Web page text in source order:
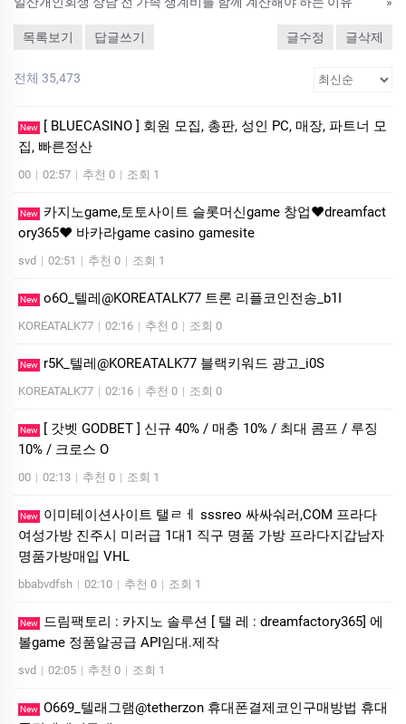
목록보기 답글쓰기 글수정 글삭제
전체 35,473
New
[ BLUECASINO ] 회원 모집, 총판, 성인 PC, 매장, 파트너 모
집, 빠른정산
00 | 02:57 | 추천 0 | 조회 1
New
카­지노game,토­토사이트 슬­롯머­신game 창업❤dreamfact
ory365❤ 바­카라game casino gamesite
svd | 02:51 | 추천 0 | 조회 1
New o6O_텔레@KOREATALK77 트론 리플코인전송_b1I
KOREATALK77 | 02:16 | 추천 0 | 조회 0
New r5K_텔레@KOREATALK77 블랙키워드 광고_i0S
KOREATALK77 | 02:16 | 추천 0 | 조회 0
New
[ 갓벳 GODBET ] 신규 40% / 매충 10% / 최대 콤프 / 루징
10% / 크로스 O
00 | 02:13 | 추천 0 | 조회 1
New
이미테이션사이트 탤ㄹㅔ sssreo 싸싸숴러,COM 프라다
여성가방 진주시 미러급 1대1 직구 명품 가방 프라다지갑남자
명품가방매입 VHL
bbabvdfsh | 02:10 | 추천 0 | 조회 1
New
드림팩토리 : 카­지노 솔­루션 [ 탤 레 : dreamfactory365] 에
볼game 정품알공급 API임대.제작
svd | 02:05 | 추천 0 | 조회 1
New O669_텔래그램@tetherzon 휴대폰결제코인구매방법 휴대